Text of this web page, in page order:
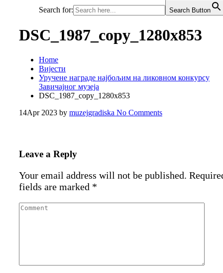
Search for: Search Button
DSC_1987_copy_1280x853
Home
Вијести
Уручене награде најбољим на ликовном конкурсу
Завичајног музеја
DSC_1987_copy_1280x853
14Apr 2023 by muzejgradiska No Comments
Leave a Reply
Your email address will not be published.
fields are marked *